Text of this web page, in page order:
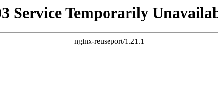
Service Temporarily
nginx-reuseport/1.21.1